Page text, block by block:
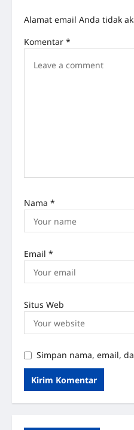
a
v
o
n
Alamat email Anda tidak
Komentar *
Nama *
Email *
Situs Web
Simpan nama, email,